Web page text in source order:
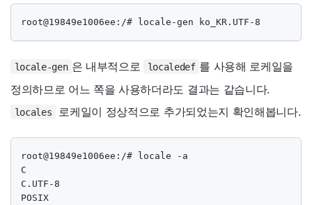
root@19849e1006ee:/# locale-gen ko_KR.UTF-8
locale-gen 은 내부적으로 localedef 를 사용해 로케일을
정의하므로 어느 쪽을 사용하더라도 결과는 같습니다.
locales 로케일이 정상적으로 추가되었는지 확인해봅니다.
root@19849e1006ee:/# locale -a
C
C.UTF-8
POSIX